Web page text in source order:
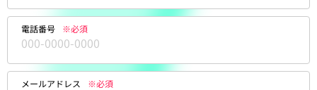
電話番号 ※必須
メールアドレス ※必須